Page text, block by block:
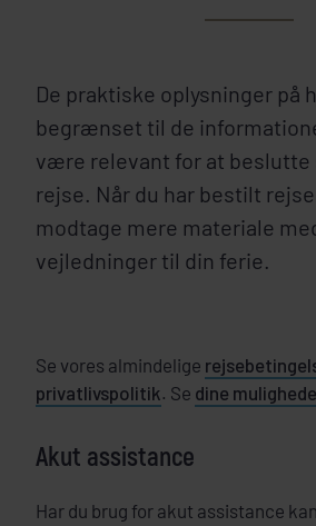
De praktiske oplysninger på
begrænset til de
være relevant for at beslutte
rejse. Når du har bestilt
modtage mere materiale
vejledninger til din ferie.
Se vores almindelige
privatlivspolitik. Se dine
Akut assistance
Har du brug for akut assistance